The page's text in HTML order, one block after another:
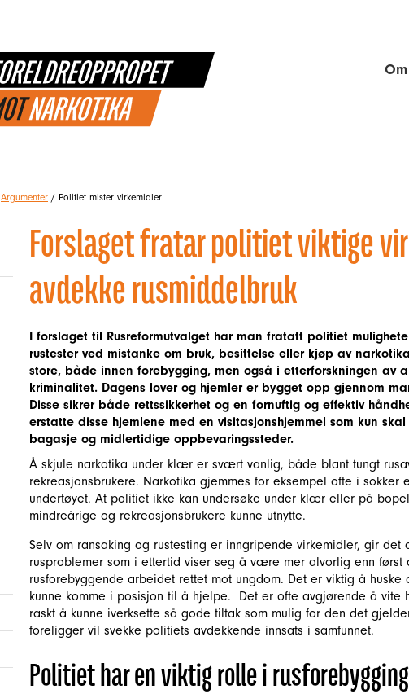
Argumenter / Politiet mister virkemidler
Forslaget fratar politiet viktige
avdekke rusmiddelbruk
I forslaget til Rusreformutvalget har man fratatt politiet
rustester ved mistanke om bruk, besittelse eller kjøp av
store, både innen forebygging, men også i etterforskningen av
kriminalitet. Dagens lover og hjemler er bygget opp gjennom
Disse sikrer både rettssikkerhet og en fornuftig og effektiv
erstatte disse hjemlene med en visitasjonshjemmel som kun
bagasje og midlertidige oppbevaringssteder.
Å skjule narkotika under klær er svært vanlig, både blant tungt
rekreasjonsbrukere. Narkotika gjemmes for eksempel ofte i sokker
undertøyet. At politiet ikke kan undersøke under klær eller på
mindreårige og rekreasjonsbrukere kunne utnytte.
Selv om ransaking og rustesting er inngripende virkemidler, gir
rusproblemer som i ettertid viser seg å være mer alvorlig enn først
rusforebyggende arbeidet rettet mot ungdom. Det er viktig å
kunne komme i posisjon til å hjelpe. Det er ofte avgjørende å vite
raskt å kunne iverksette så gode tiltak som mulig for den det
foreligger vil svekke politiets avdekkende innsats i samfunnet.
Politiet har en viktig rolle i